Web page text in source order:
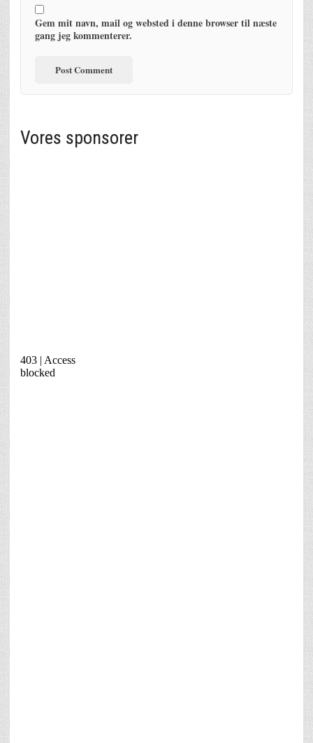
Gem mit navn, mail og websted i denne browser til næste
gang jeg kommenterer.
Vores sponsorer